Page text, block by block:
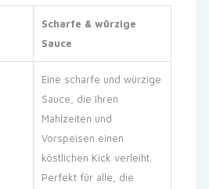
Scharfe & würzige
Sauce
Eine scharfe und würzige
Sauce, die Ihren
Mahlzeiten und
Vorspeisen einen
köstlichen Kick verleiht.
Perfekt für alle, die